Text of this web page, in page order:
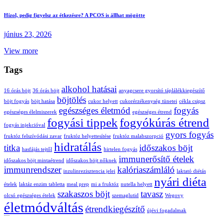
Hízol, pedig figyelsz az étkezésre? A PCOS is állhat mögötte
június 23, 2026
View more
Tags
16 órás böjt 36 órás böjt alkohol hatásai anyagcsere gyorsító táplálékkiegészítő
böjt fogyás böjt hatása böjtölés cukor helyett cukorérzékenység tünetei cékla csipsz
egészséges élelmiszerek egészséges életmód egészséges étrend fogyás
fogyás injekcióval fogyási tippekfogyókúrás étrend
fruktóz felszívódási zavar fruktóz helyettesítése fruktóz malabszorpció gyors fogyás
titka hasfájás tejtől hidratálás hirtelen fogyás időszakos böjt
időszakos böjt mintaétrend időszakos böjt nőknek immunerősítő ételek
immunrendszer inzulinrezisztencia jelei kalóriaszámláló laktató diétás
ételek laktáz enzim tabletta meal prep mi a fruktóz nutella helyett nyári diéta
olcsó egészséges ételek szakaszos böjt szemaglutid tavasz Wegovy
életmódváltásétrendkiegészítő újévi fogadalmak